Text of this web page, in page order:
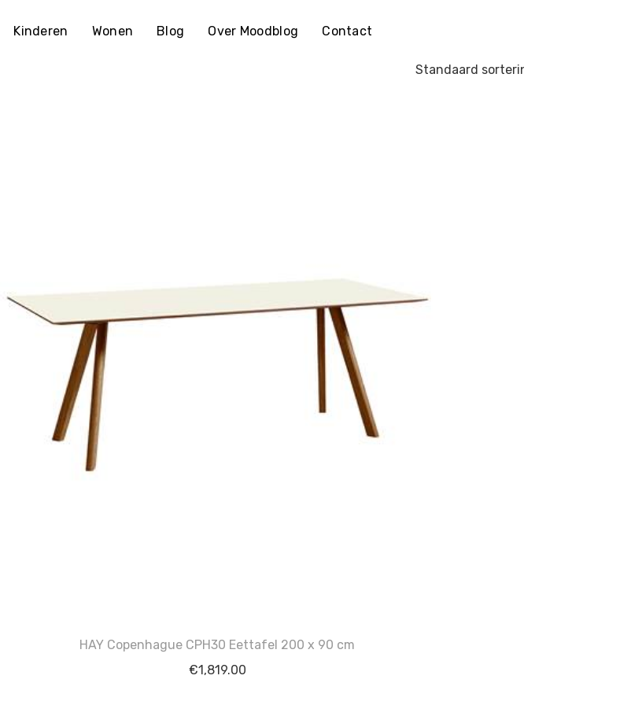
Kinderen Wonen Blog Over Moodblog Contact
HAY Copenhague CPH30 Eettafel 200 x 90 cm
€1,819.00